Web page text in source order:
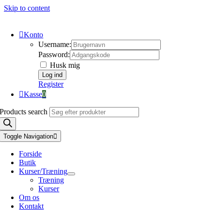
Skip to content
Konto
Username:
Password:
Husk mig
Register
Kasse0
Products search
Toggle Navigation
Forside
Butik
Kurser/Træning
Træning
Kurser
Om os
Kontakt